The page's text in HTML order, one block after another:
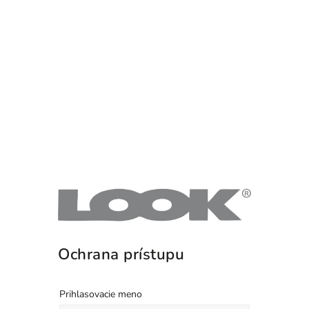
Ochrana prístupu
Prihlasovacie meno